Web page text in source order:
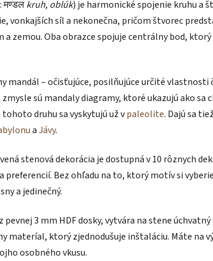
: मण्डलkruh, oblúk) je harmonické spojenie kruhu a
vonkajších síl a nekonečna, pričom štvorec
a zemou. Oba obrazce spojuje centrálny bod,
mandál – očisťujúce, posilňujúce určité
sú mandaly diagramy, ktoré ukazujú ako sa
druhu sa vyskytujú už vpaleolite. Dajú sa
aJávy.
stenová dekorácia je dostupná v 10 rôznych
preferencií. Bez ohľadu na to, ktorý motív si
a jedinečný.
pevnej 3 mm HDF dosky, vytvára na stene
materíal, ktorý zjednodušuje inštaláciu. Máte na
osobného vkusu.